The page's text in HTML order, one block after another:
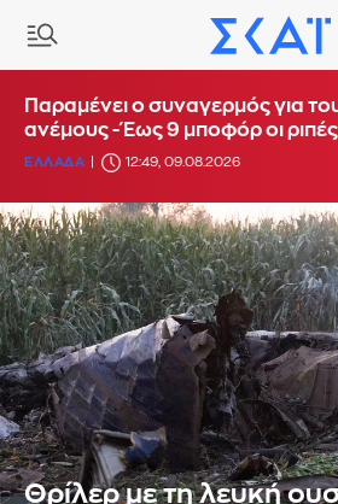
Παραμένει ο συναγερμός για
ανέμους - Έως 9 μποφόρ οι
ΕΛΛΑΔΑ 12:49, 09.08.2026
Θρίλερ με τη λευκή